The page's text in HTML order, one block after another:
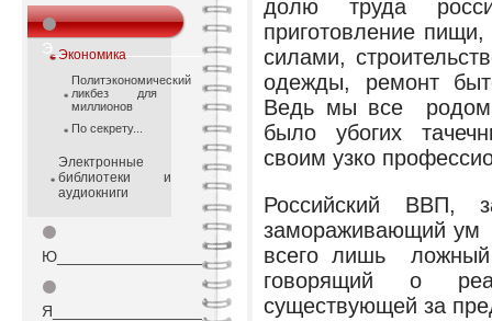
⚫
Э_________________
Экономика
Политэкономический
ликбез для
миллионов
По секрету...
Электронные
библиотеки и
аудиокниги
⚫
Ю_________________
⚫
Я_________________
долю труда
приготовление
силами,
одежды, ремонт
Ведь мы все родом
было убогих
своим узко
Российский
замораживающий ум
всего лишь ложный
говорящий о
существующей за